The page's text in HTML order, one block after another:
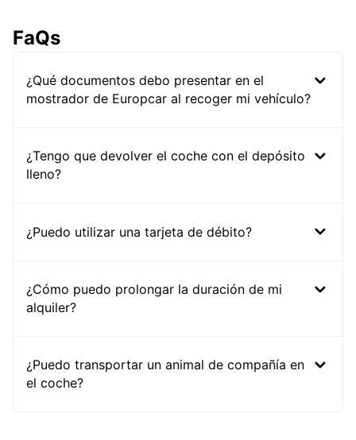
FaQs
¿Qué documentos debo presentar en el
mostrador de Europcar al recoger mi vehículo?
¿Tengo que devolver el coche con el depósito
lleno?
¿Puedo utilizar una tarjeta de débito?
¿Cómo puedo prolongar la duración de mi
alquiler?
¿Puedo transportar un animal de compañía en
el coche?